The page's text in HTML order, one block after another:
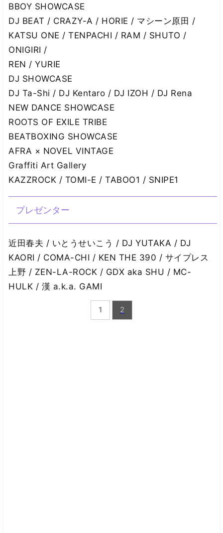
BBOY SHOWCASE
DJ BEAT / CRAZY-A / HORIE / マシーン原田 /
KATSU ONE / TENPACHI / RAM / SHUTO /
ONIGIRI /
REN / YURIE
DJ SHOWCASE
DJ Ta-Shi / DJ Kentaro / DJ IZOH / DJ Rena
NEW DANCE SHOWCASE
ROOTS OF EXILE TRIBE
BEATBOXING SHOWCASE
AFRA × NOVEL VINTAGE
Graffiti Art Gallery
KAZZROCK / TOMI-E / TABOO1 / SNIPE1
プレゼンター
近田春夫 / いとうせいこう / DJ YUTAKA / DJ
KAORI / COMA-CHI / KEN THE 390 / サイプレス
上野 / ZEN-LA-ROCK / GDX aka SHU / MC-
HULK / 漢 a.k.a. GAMI
1 2